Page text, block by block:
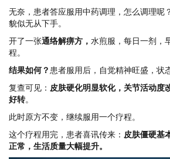
无奈，患者答应服用中药调理，怎么调理呢
貌似无从下手。
开了一张通络解痹方， 水煎服，每日一剂，
程。
结果如何？患者服用后，自觉精神旺盛，状
复查可见： 皮肤硬化明显软化，关节活动度
好转。
此时原方不变，继续服用一个疗程。
这个疗程用完，患者喜讯传来： 皮肤僵硬基
正常，生活质量大幅提升。